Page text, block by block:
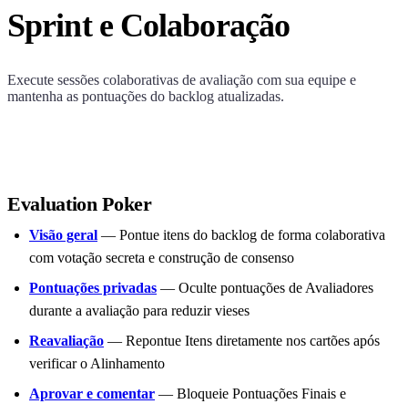
Sprint e Colaboração
Execute sessões colaborativas de avaliação com sua equipe e
mantenha as pontuações do backlog atualizadas.
Evaluation Poker
Visão geral — Pontue itens do backlog de forma colaborativa
com votação secreta e construção de consenso
Pontuações privadas — Oculte pontuações de Avaliadores
durante a avaliação para reduzir vieses
Reavaliação — Repontue Itens diretamente nos cartões após
verificar o Alinhamento
Aprovar e comentar — Bloqueie Pontuações Finais e